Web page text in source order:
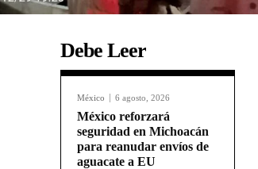
Debe Leer
México 6 agosto, 2026
México reforzará
seguridad en Michoacán
para reanudar envíos de
aguacate a EU